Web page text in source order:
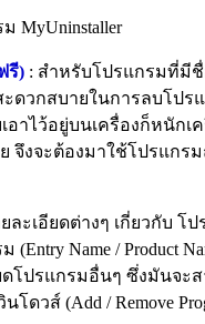
รี) : สำหรับโปรแกรมที่มี
ดวกสบายในการลบโปร
อาไว้อยู่บนเครื่องก็หนักเ
จึงจะต้องมาใช้โปรแกร
ะเอียดต่างๆ เกี่ยวกับ โ
Name / Product
โปรแกรมอื่นๆ ซึ่งมันจะ
ดวส์ (Add / Remove